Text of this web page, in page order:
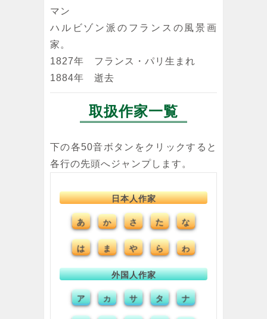
マン
ハルビゾン派のフランスの風景画
家。
1827年 フランス・パリ生まれ
1884年 逝去
取扱作家一覧
下の各50音ボタンをクリックすると
各行の先頭へジャンプします。
日本人作家
あ か さ た な
は ま や ら わ
外国人作家
ア カ サ タ ナ